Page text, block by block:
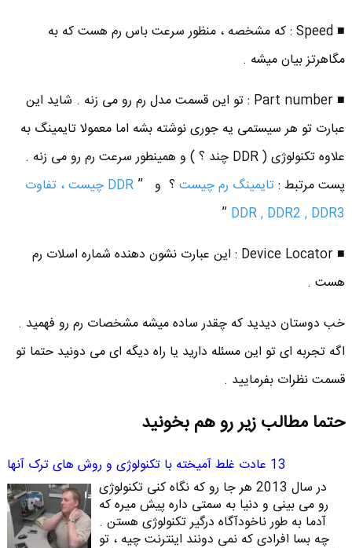
■ Speed : که مشخصه ، منظور سرعت باس رم هست که به
مگاهرتز بیان میشه .
■ Part number : تو این قسمت مدل رم رو می زنه . شاید این
عبارت تو هر سیستمی یه جوری نوشته بشه اما معمولا تایمینگ به
علاوه تکنولوژی ( DDR چند ؟ ) و همینطور سرعت رم رو می زنه .
پست مرتبط :تایمینگ رم چیست؟ و ”
DDR چیست ، تفاوت
DDR , DDR2 , DDR3
”
■ Device Locator : این عبارت نشون دهنده شماره اسلات رم
هست .
خب دوستان دیدید که چقدر ساده میشه مشخصات رم رو فهمید .
اگه تجربه ای تو این مسئله دارید یا راه دیگه ای می دونید حتما تو
قسمت نظرات بفرمایید .
حتما مطالب زیر رو هم بخونید
13 عادت غلط آمیخته با تکنولوژی و روش های ترک آنها
در سال 2013 هر جا رو که نگاه کنی تکنولوژی
رو می بینی و دنیا به سمتی داره پیش میره که
آدما به طور ناخودآگاه درگیر تکنولوژی هستن .
چه بسا افرادی که نمی دونند اینترنت چیه ، تو